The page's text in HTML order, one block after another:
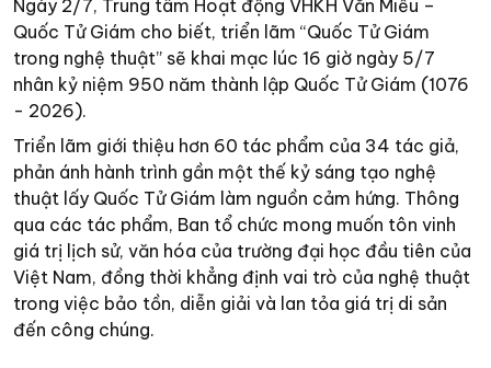
Ngày 2/7, Trung tâm Hoạt động VHKH Văn Miếu –
Quốc Tử Giám cho biết, triển lãm “Quốc Tử Giám
trong nghệ thuật” sẽ khai mạc lúc 16 giờ ngày 5/7
nhân kỷ niệm 950 năm thành lập Quốc Tử Giám (1076
- 2026).
Triển lãm giới thiệu hơn 60 tác phẩm của 34 tác giả,
phản ánh hành trình gần một thế kỷ sáng tạo nghệ
thuật lấy Quốc Tử Giám làm nguồn cảm hứng. Thông
qua các tác phẩm, Ban tổ chức mong muốn tôn vinh
giá trị lịch sử, văn hóa của trường đại học đầu tiên của
Việt Nam, đồng thời khẳng định vai trò của nghệ thuật
trong việc bảo tồn, diễn giải và lan tỏa giá trị di sản
đến công chúng.